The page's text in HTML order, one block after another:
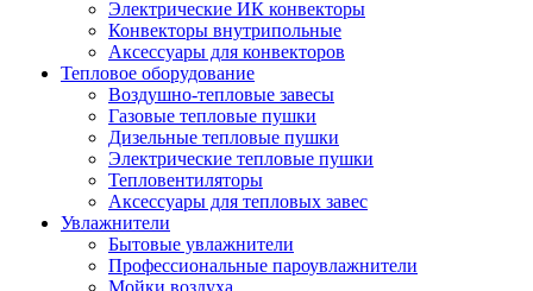
Электрические ИК конвекторы
Конвекторы внутрипольные
Аксессуары для конвекторов
Тепловое оборудование
Воздушно-тепловые завесы
Газовые тепловые пушки
Дизельные тепловые пушки
Электрические тепловые пушки
Тепловентиляторы
Аксессуары для тепловых завес
Увлажнители
Бытовые увлажнители
Профессиональные пароувлажнители
Мойки воздуха